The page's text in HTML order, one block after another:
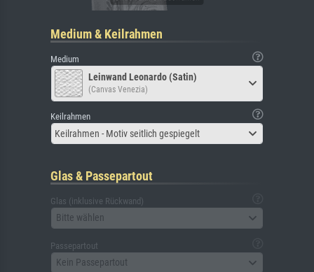
Medium & Keilrahmen
Medium
Leinwand Leonardo (Satin)
(Canvas Venezia)
Keilrahmen
Keilrahmen - Motiv seitlich gespiegelt
Glas & Passepartout
Glas (inklusive Rückwand)
Bitte wählen
Passepartout
Kein Passepartout